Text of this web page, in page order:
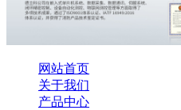
网站首页
关于我们
产品中心